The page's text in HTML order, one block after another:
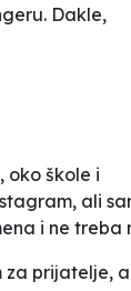
Dakle,
oko škole i
ali
i ne treba
za prijatelje, a